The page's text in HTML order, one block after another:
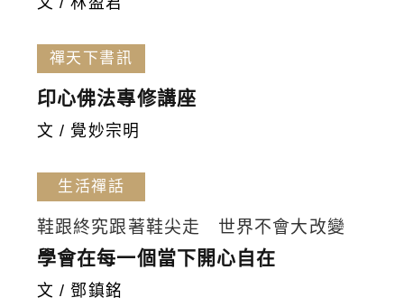
禪天下書訊
印心佛法專修講座
文 / 覺妙宗明
生活禪話
鞋跟終究跟著鞋尖走 世界不會大改變
學會在每一個當下開心自在
文 / 鄧鎮銘